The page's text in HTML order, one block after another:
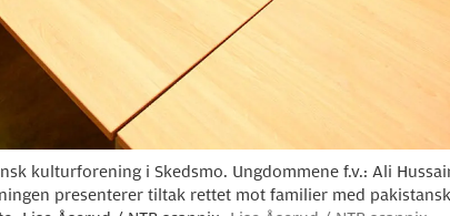
kulturforening i Skedsmo. Ungdommene f.v.: Ali
presenterer tiltak rettet mot familier med